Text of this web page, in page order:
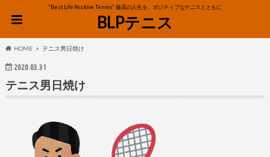
"Best Life Positive Tennis" 最高の人生を、ポジティブなテニスとともに
BLPテニス
HOME テニス男日焼け
2020.03.31
テニス男日焼け